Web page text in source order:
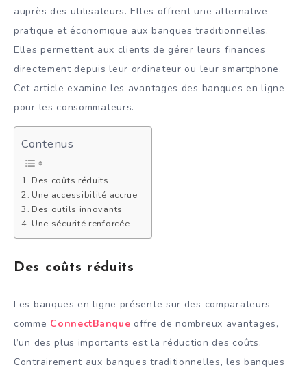
auprès des utilisateurs. Elles offrent une alternative
pratique et économique aux banques traditionnelles.
Elles permettent aux clients de gérer leurs finances
directement depuis leur ordinateur ou leur smartphone.
Cet article examine les avantages des banques en ligne
pour les consommateurs.
Contenus
Des coûts réduits
Une accessibilité accrue
Des outils innovants
Une sécurité renforcée
Des coûts réduits
Les banques en ligne présente sur des comparateurs
comme ConnectBanque offre de nombreux avantages,
l’un des plus importants est la réduction des coûts.
Contrairement aux banques traditionnelles, les banques